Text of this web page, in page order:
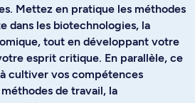
Mettez en pratique les méthodes
dans les biotechnologies, la
tout en développant votre
esprit critique. En parallèle, ce
cultiver vos compétences
de travail, la